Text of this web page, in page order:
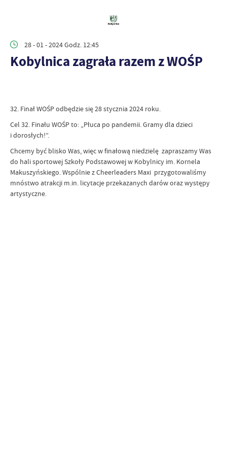
28 - 01 - 2024 Godz. 12:45
Kobylnica zagrała razem z WOŚP
32. Finał WOŚP odbędzie się 28 stycznia 2024 roku.
Cel 32. Finału WOŚP to: „Płuca po pandemii. Gramy dla dzieci
i dorosłych!”.
Chcemy być blisko Was, więc w finałową niedzielę zapraszamy Was
do hali sportowej Szkoły Podstawowej w Kobylnicy im. Kornela
Makuszyńskiego. Wspólnie z Cheerleaders Maxi przygotowaliśmy
mnóstwo atrakcji m.in. licytacje przekazanych darów oraz występy
artystyczne.